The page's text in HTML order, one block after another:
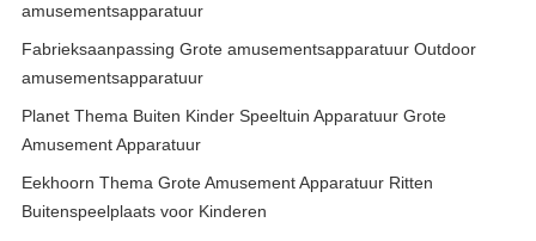
amusementsapparatuur
Fabrieksaanpassing Grote amusementsapparatuur Outdoor
amusementsapparatuur
Planet Thema Buiten Kinder Speeltuin Apparatuur Grote
Amusement Apparatuur
Eekhoorn Thema Grote Amusement Apparatuur Ritten
Buitenspeelplaats voor Kinderen